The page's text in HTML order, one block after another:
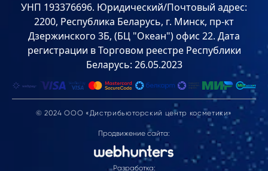
УНП 193376696. Юридический/Почтовый адрес:
2200, Республика Беларусь, г. Минск, пр-кт
Дзержинского 3Б, (БЦ "Океан") офис 22. Дата
регистрации в Торговом реестре Республики
Беларусь: 26.05.2023
© 2024 ООО «Дистрибьюторский центр косметики»
Продвижение сайта:
Разработка: